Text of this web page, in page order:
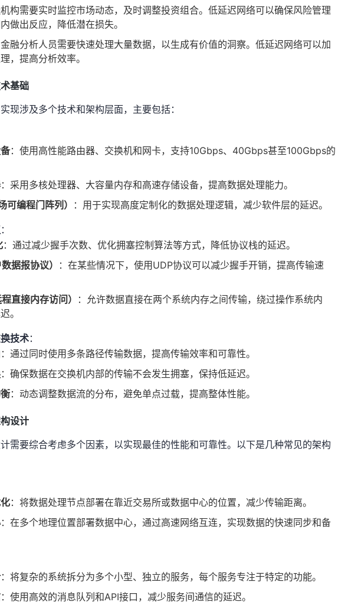
构需要实时监控市场动态，及时调整投资组合。低延迟网络可以确保风险管理
做出反应，降低潜在损失。
金融分析人员需要快速处理大量数据，以生成有价值的洞察。低延迟网络可以加
，提高分析效率。
基础
现涉及多个技术和架构层面，主要包括：
：使用高性能路由器、交换机和网卡，支持10Gbps、40Gbps甚至100Gbps的
：采用多核处理器、大容量内存和高速存储设备，提高数据处理能力。
可编程门阵列）
：用于实现高度定制化的数据处理逻辑，减少软件层的延迟。
：
：通过减少握手次数、优化拥塞控制算法等方式，降低协议栈的延迟。
据报协议）
：在某些情况下，使用UDP协议可以减少握手开销，提高传输速
直接内存访问）
：允许数据直接在两个系统内存之间传输，绕过操作系统内
。
技术：
：通过同时使用多条路径传输数据，提高传输效率和可靠性。
：确保数据在交换机内部的传输不会发生拥塞，保持低延迟。
：动态调整数据流的分布，避免单点过载，提高整体性能。
设计
需要综合考虑多个因素，以实现最佳的性能和可靠性。以下是几种常见的架构
：将数据处理节点部署在靠近交易所或数据中心的位置，减少传输距离。
：在多个地理位置部署数据中心，通过高速网络互连，实现数据的快速同步和备
：将复杂的系统拆分为多个小型、独立的服务，每个服务专注于特定的功能。
：使用高效的消息队列和API接口，减少服务间通信的延迟。